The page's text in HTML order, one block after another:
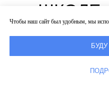
ШКОЛЕ
на
Чтобы наш сайт был удобным, мы